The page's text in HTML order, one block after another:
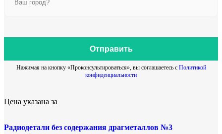
Отправить
Нажимая на кнопку «Проконсультироваться», вы соглашаетесь с Политикой
конфиденциальности
Цена указана за
Радиодетали без содержания драгметаллов №3